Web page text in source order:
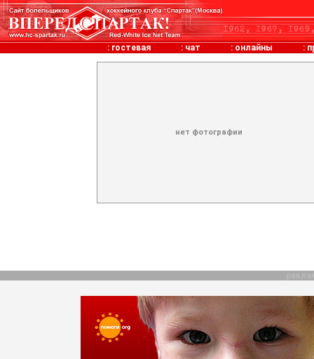
: гостевая : чат : онлайны :
нет фотографии